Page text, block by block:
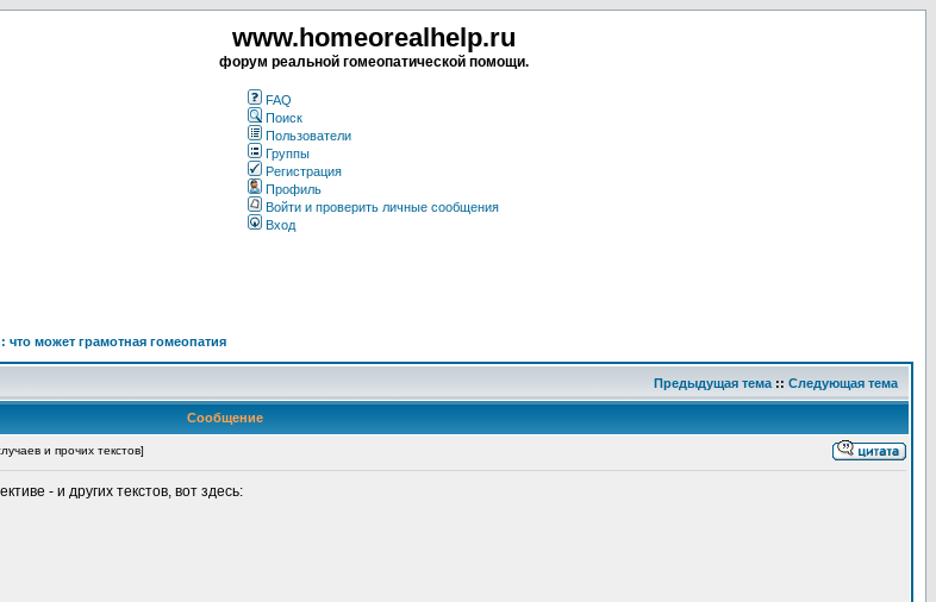
www.homeorealhelp.ru
форум реальной гомеопатической помощи.
FAQ
Поиск
Пользователи
Группы
Регистрация
Профиль
Войти и проверить личные сообщения
Вход
что может грамотная гомеопатия
Предыдущая тема :: Следующая тема
Сообщение
и прочих текстов]
- и других текстов, вот здесь: